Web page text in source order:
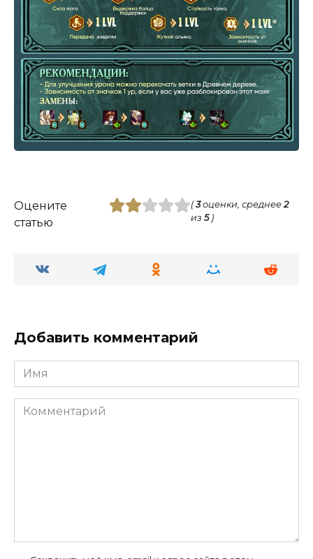
Оцените
статью
(3оценки, среднее2
из 5)
Добавить комментарий
Имя
Комментарий